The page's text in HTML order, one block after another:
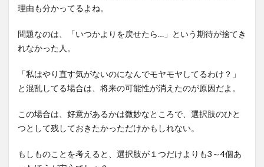
理由も分かってるよね。
問題なのは、「いつかよりを戻せたら…」という期待が捨てき
れなかった人。
「私はやり直す気がないのになんでモヤモヤしてるわけ？」
と混乱してる場合は、将来の可能性が消えたのが原因だよ。
この場合は、好意があるかは微妙なところで、選択肢のひと
つとして残しておきたかっただけかもしれない。
もしものことを考えると、選択肢が１つだけよりも3～4個あ